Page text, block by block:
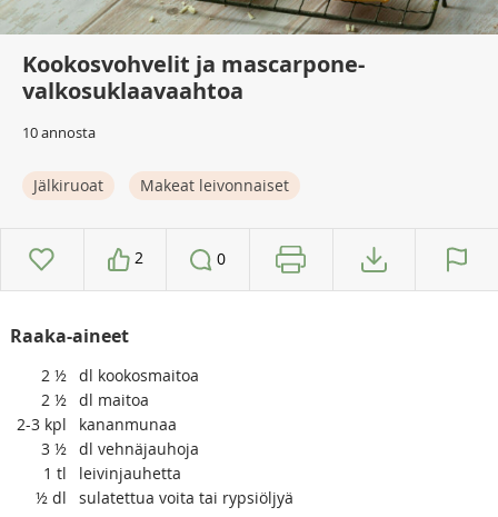
Kookosvohvelit ja mascarpone-
valkosuklaavaahtoa
10 annosta
Jälkiruoat Makeat leivonnaiset
2 0
Raaka-aineet
2 ½ dl kookosmaitoa
2 ½ dl maitoa
2-3 kpl
kananmunaa
3 ½ dl vehnäjauhoja
1 tl
leivinjauhetta
½ dl
sulatettua voita tai rypsiöljyä